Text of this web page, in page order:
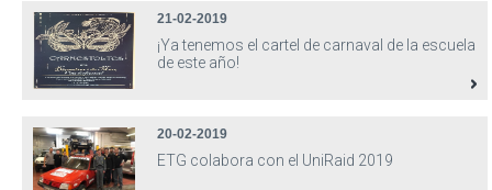
21-02-2019
¡Ya tenemos el cartel de carnaval de la escuela
de este año!
20-02-2019
ETG colabora con el UniRaid 2019